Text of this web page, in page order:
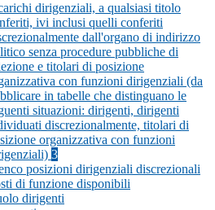
dirigenziali, a qualsiasi titolo
ivi inclusi quelli conferiti
dall'organo di indirizzo
senza procedure pubbliche di
e titolari di posizione
con funzioni dirigenziali (da
in tabelle che distinguano le
situazioni: dirigenti, dirigenti
discrezionalmente, titolari di
organizzativa con funzioni
3
posizioni dirigenziali discrezionali
di funzione disponibili
dirigenti